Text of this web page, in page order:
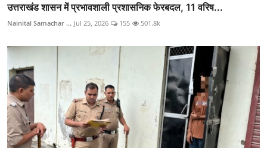
उत्तराखंड शासन में प्रभावशाली प्रशासनिक फेरबदल, 11 वरिष...
Nainital Samachar ... Jul 25, 2026 155 501.8k